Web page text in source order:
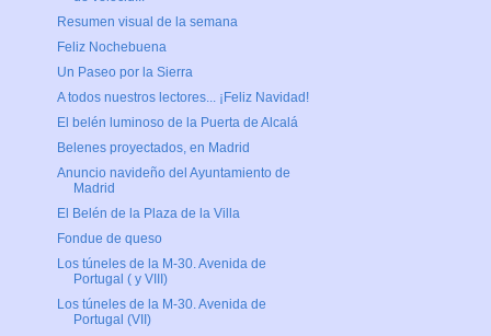
Resumen visual de la semana
Feliz Nochebuena
Un Paseo por la Sierra
A todos nuestros lectores... ¡Feliz Navidad!
El belén luminoso de la Puerta de Alcalá
Belenes proyectados, en Madrid
Anuncio navideño del Ayuntamiento de
Madrid
El Belén de la Plaza de la Villa
Fondue de queso
Los túneles de la M-30. Avenida de
Portugal ( y VIII)
Los túneles de la M-30. Avenida de
Portugal (VII)